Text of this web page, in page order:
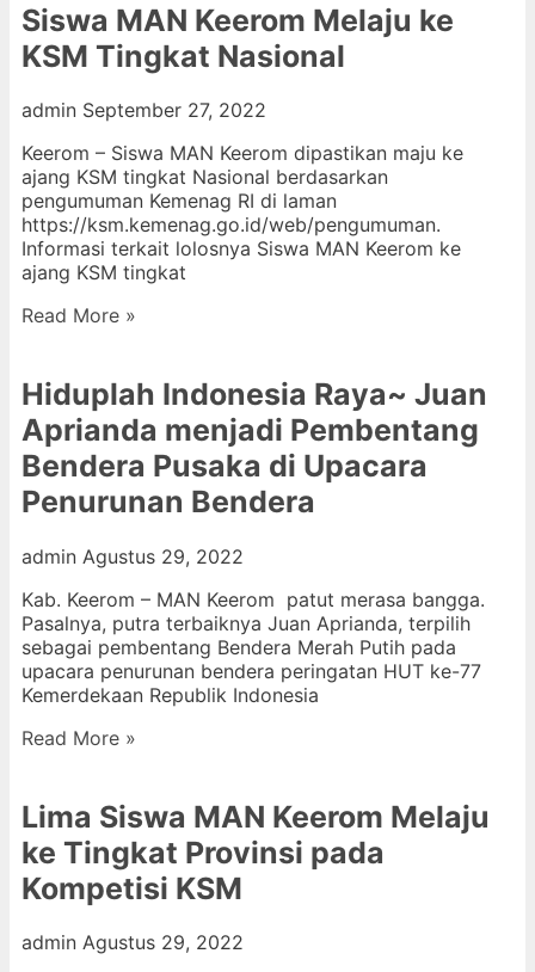
Siswa MAN Keerom Melaju ke
KSM Tingkat Nasional
admin September 27, 2022
Keerom – Siswa MAN Keerom dipastikan maju ke
ajang KSM tingkat Nasional berdasarkan
pengumuman Kemenag RI di laman
https://ksm.kemenag.go.id/web/pengumuman.
Informasi terkait lolosnya Siswa MAN Keerom ke
ajang KSM tingkat
Read More »
Hiduplah Indonesia Raya~ Juan
Aprianda menjadi Pembentang
Bendera Pusaka di Upacara
Penurunan Bendera
admin Agustus 29, 2022
Kab. Keerom – MAN Keerom patut merasa bangga.
Pasalnya, putra terbaiknya Juan Aprianda, terpilih
sebagai pembentang Bendera Merah Putih pada
upacara penurunan bendera peringatan HUT ke-77
Kemerdekaan Republik Indonesia
Read More »
Lima Siswa MAN Keerom Melaju
ke Tingkat Provinsi pada
Kompetisi KSM
admin Agustus 29, 2022